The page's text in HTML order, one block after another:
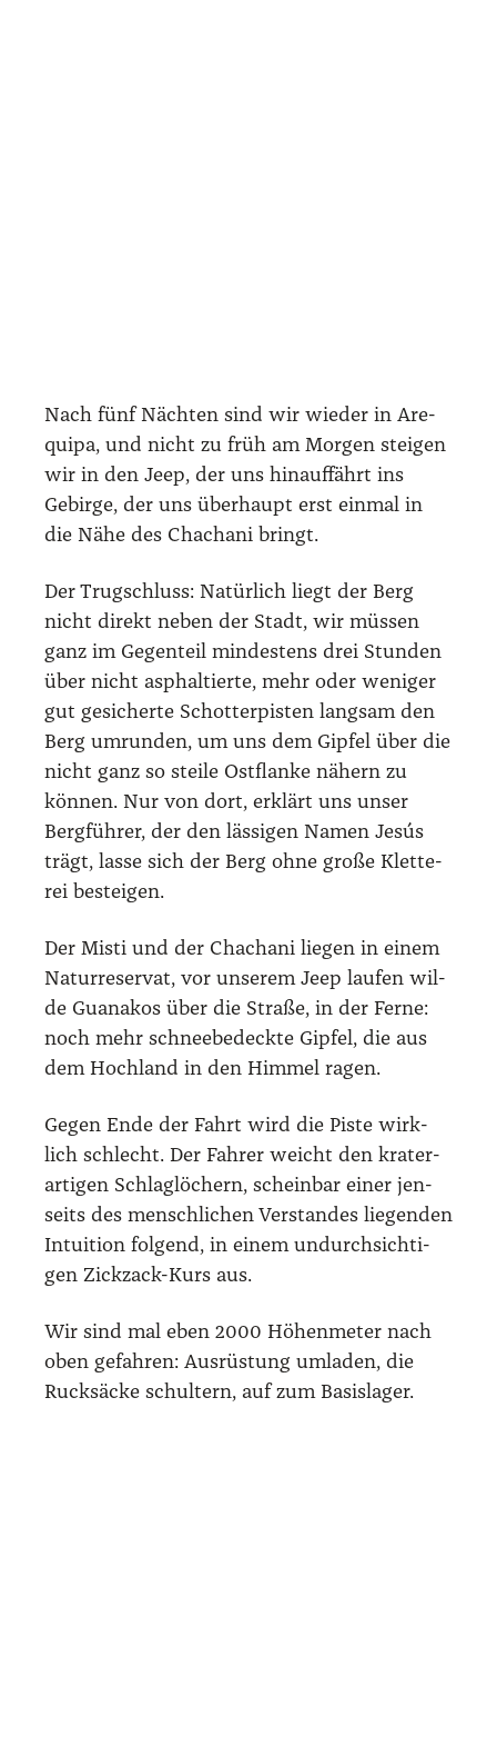
Nach fünf Näch­ten sind wir wie­der in Are­
qui­pa, und nicht zu früh am Mor­gen stei­gen
wir in den Jeep, der uns hin­auf­fährt ins
Gebir­ge, der uns über­haupt erst ein­mal in
die Nähe des Chacha­ni bringt.
Der Trug­schluss: Natür­lich liegt der Berg
nicht direkt neben der Stadt, wir müs­sen
ganz im Gegen­teil min­des­tens drei Stun­den
über nicht asphal­tier­te, mehr oder weni­ger
gut gesi­cher­te Schot­ter­pis­ten lang­sam den
Berg umrun­den, um uns dem Gip­fel über die
nicht ganz so stei­le Ost­flan­ke nähern zu
kön­nen. Nur von dort, erklärt uns unser
Berg­füh­rer, der den läs­si­gen Namen Jesús
trägt, las­se sich der Berg ohne gro­ße Klet­te­
rei bestei­gen.
Der Mis­ti und der Chacha­ni lie­gen in einem
Natur­re­ser­vat, vor unse­rem Jeep lau­fen wil­
de Gua­na­kos über die Stra­ße, in der Fer­ne:
noch mehr schnee­be­deck­te Gip­fel, die aus
dem Hoch­land in den Him­mel ragen.
Gegen Ende der Fahrt wird die Pis­te wirk­
lich schlecht. Der Fah­rer weicht den kra­ter­
ar­ti­gen Schlag­lö­chern, schein­bar einer jen­
seits des mensch­li­chen Ver­stan­des lie­gen­den
Intui­ti­on fol­gend, in einem undurch­sich­ti­
gen Zick­zack-Kurs aus.
Wir sind mal eben 2000 Höhen­me­ter nach
oben gefah­ren: Aus­rüs­tung umla­den, die
Ruck­sä­cke schul­tern, auf zum Basis­la­ger.